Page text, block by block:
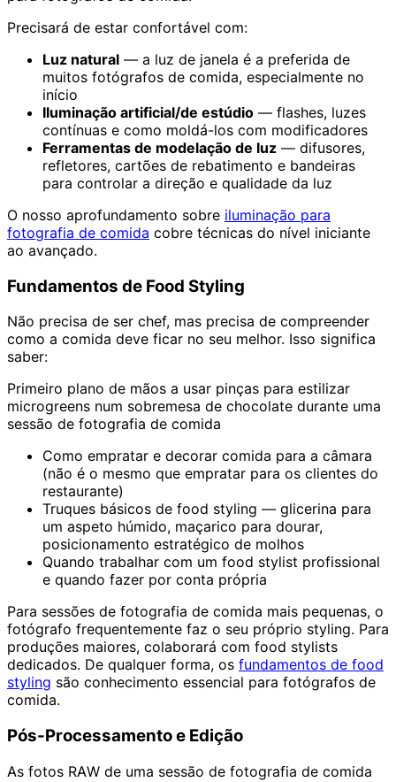
Precisará de estar confortável com:
Luz natural — a luz de janela é a preferida de
muitos fotógrafos de comida, especialmente no
início
Iluminação artificial/de estúdio — flashes, luzes
contínuas e como moldá-los com modificadores
Ferramentas de modelação de luz — difusores,
refletores, cartões de rebatimento e bandeiras
para controlar a direção e qualidade da luz
O nosso aprofundamento sobre iluminação para
fotografia de comida cobre técnicas do nível iniciante
ao avançado.
Fundamentos de Food Styling
Não precisa de ser chef, mas precisa de compreender
como a comida deve ficar no seu melhor. Isso significa
saber:
Primeiro plano de mãos a usar pinças para estilizar
microgreens num sobremesa de chocolate durante uma
sessão de fotografia de comida
Como empratar e decorar comida para a câmara
(não é o mesmo que empratar para os clientes do
restaurante)
Truques básicos de food styling — glicerina para
um aspeto húmido, maçarico para dourar,
posicionamento estratégico de molhos
Quando trabalhar com um food stylist profissional
e quando fazer por conta própria
Para sessões de fotografia de comida mais pequenas, o
fotógrafo frequentemente faz o seu próprio styling. Para
produções maiores, colaborará com food stylists
dedicados. De qualquer forma, os fundamentos de food
styling são conhecimento essencial para fotógrafos de
comida.
Pós-Processamento e Edição
As fotos RAW de uma sessão de fotografia de comida